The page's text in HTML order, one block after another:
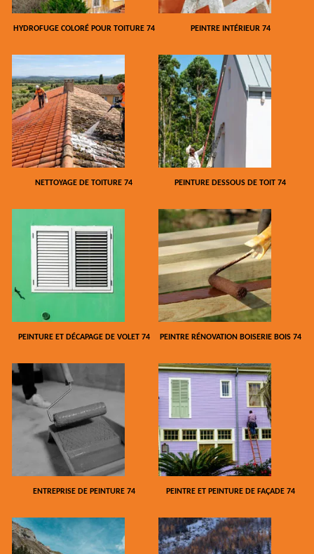
HYDROFUGE COLORÉ POUR TOITURE 74 PEINTRE INTÉRIEUR 74
NETTOYAGE DE TOITURE 74 PEINTURE DESSOUS DE TOIT 74
PEINTURE ET DÉCAPAGE DE VOLET 74 PEINTRE RÉNOVATION BOISERIE BOIS 74
ENTREPRISE DE PEINTURE 74 PEINTRE ET PEINTURE DE FAÇADE 74